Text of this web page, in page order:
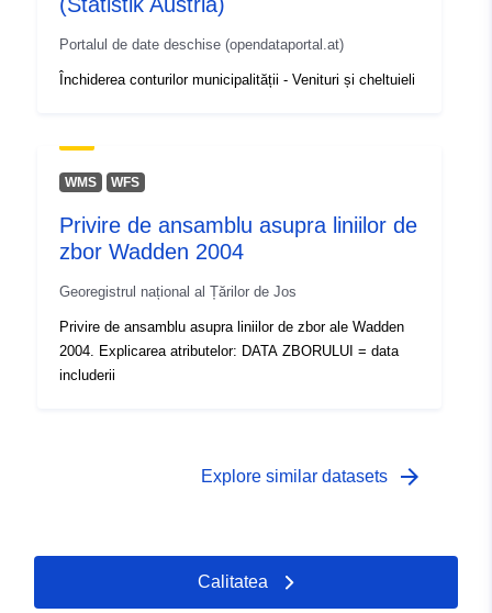
Portalul de date deschise (opendataportal.at)
Închiderea conturilor municipalității - Venituri și cheltuieli
WMS WFS
Privire de ansamblu asupra liniilor de
zbor Wadden 2004
Georegistrul național al Țărilor de Jos
Privire de ansamblu asupra liniilor de zbor ale Wadden
2004. Explicarea atributelor: DATA ZBORULUI = data
includerii
Explore similar datasets arrow_forward
Calitatea